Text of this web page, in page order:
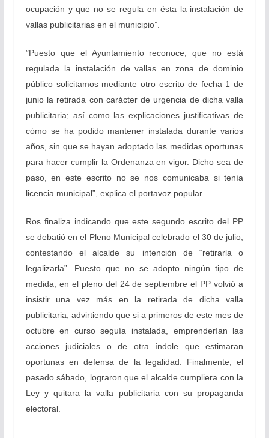
ocupación y que no se regula en ésta la instalación de
vallas publicitarias en el municipio”.
“Puesto que el Ayuntamiento reconoce, que no está
regulada la instalación de vallas en zona de dominio
público solicitamos mediante otro escrito de fecha 1 de
junio la retirada con carácter de urgencia de dicha valla
publicitaria; así como las explicaciones justificativas de
cómo se ha podido mantener instalada durante varios
años, sin que se hayan adoptado las medidas oportunas
para hacer cumplir la Ordenanza en vigor. Dicho sea de
paso, en este escrito no se nos comunicaba si tenía
licencia municipal”, explica el portavoz popular.
Ros finaliza indicando que este segundo escrito del PP
se debatió en el Pleno Municipal celebrado el 30 de julio,
contestando el alcalde su intención de “retirarla o
legalizarla”. Puesto que no se adopto ningún tipo de
medida, en el pleno del 24 de septiembre el PP volvió a
insistir una vez más en la retirada de dicha valla
publicitaria; advirtiendo que si a primeros de este mes de
octubre en curso seguía instalada, emprenderían las
acciones judiciales o de otra índole que estimaran
oportunas en defensa de la legalidad. Finalmente, el
pasado sábado, lograron que el alcalde cumpliera con la
Ley y quitara la valla publicitaria con su propaganda
electoral.